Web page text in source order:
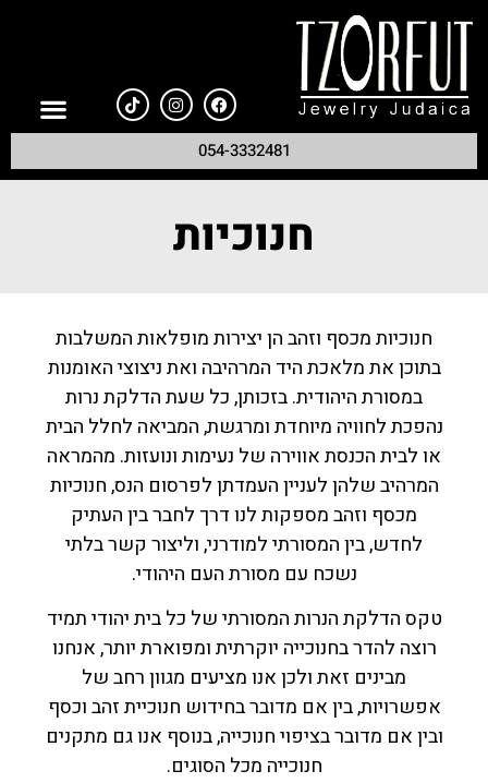
054-3332481
חנוכיות
חנוכיות מכסף וזהב הן יצירות מופלאות המשלבות
בתוכן את מלאכת היד המרהיבה ואת ניצוצי האומנות
במסורת היהודית. בזכותן, כל שעת הדלקת נרות
נהפכת לחוויה מיוחדת ומרגשת, המביאה לחלל הבית
או לבית הכנסת אווירה של נעימות ונועזות. מהמראה
המרהיב שלהן לעניין העמדתן לפרסום הנס, חנוכיות
מכסף וזהב מספקות לנו דרך לחבר בין העתיק
לחדש, בין המסורתי למודרני, וליצור קשר בלתי
נשכח עם מסורת העם היהודי.
טקס הדלקת הנרות המסורתי של כל בית יהודי תמיד
רוצה להדר בחנוכייה יוקרתית ומפוארת יותר, אנחנו
מבינים זאת ולכן אנו מציעים מגוון רחב של
אפשרויות, בין אם מדובר בחידוש חנוכיית זהב וכסף
ובין אם מדובר בציפוי חנוכייה, בנוסף אנו גם מתקנים
חנוכייה מכל הסוגים.